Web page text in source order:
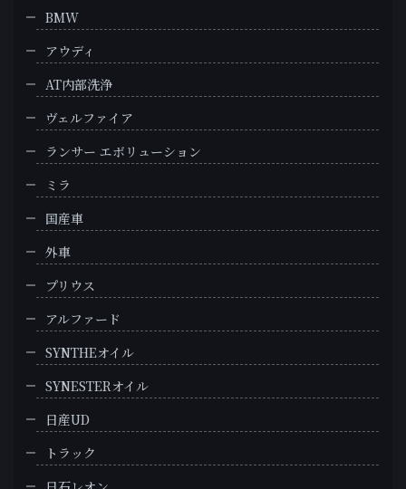
BMW
アウディ
AT内部洗浄
ヴェルファイア
ランサー エボリューション
ミラ
国産車
外車
プリウス
アルファード
SYNTHEオイル
SYNESTERオイル
日産UD
トラック